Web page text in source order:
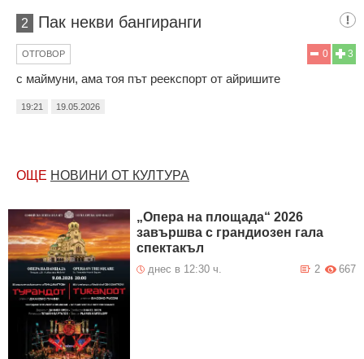
2 Пак некви бангиранги
3
0
ОТГОВОР
с маймуни, ама тоя път реекспорт от айришите
19:21 19.05.2026
ОЩЕ НОВИНИ ОТ КУЛТУРА
„Опера на площада“ 2026
завършва с грандиозен гала
спектакъл
днес в 12:30 ч. 667
2